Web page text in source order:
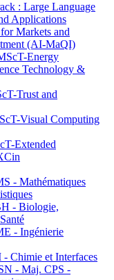
: Large Language
Applications
Markets and
(AI-MaQI)
Energy
Technology &
Trust and
Visual Computing
Extended
- Mathématiques
- Biologie,
- Ingénierie
Chimie et Interfaces
- Maj. CPS -